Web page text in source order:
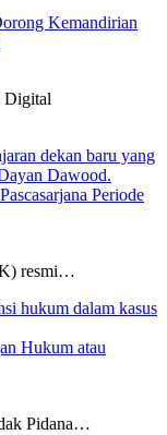
Kemandirian
Digital
Periode
resmi…
Hukum atau
Pidana…